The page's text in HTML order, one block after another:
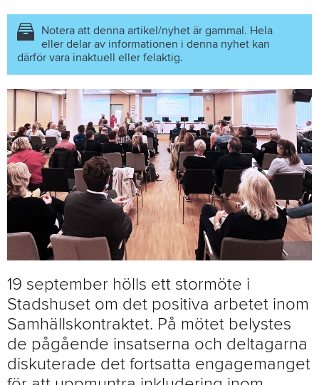
SOM
FAVORIT
Notera att denna artikel/nyhet är gammal. Hela
eller delar av informationen i denna nyhet kan
därför vara inaktuell eller felaktig.
19 september hölls ett stormöte i
Stadshuset om det positiva arbetet inom
Samhällskontraktet. På mötet belystes
de pågående insatserna och deltagarna
diskuterade det fortsatta engagemanget